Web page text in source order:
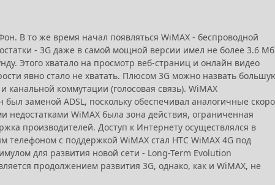
В то же время начал появляться WiMAX - беспроводной
- 3G даже в самой мощной версии имел не более 3.6
Этого хватало на просмотр веб-страниц и онлайн видео
явно стало не хватать. Плюсом 3G можно назвать
коммутации (голосовая связь). WiMAX
заменой ADSL, поскольку обеспечивал аналогичные
недостатками WiMAX была зона действия, ограниченная
производителей. Доступ к Интернету осуществлялся в
с поддержкой WiMAX стал HTC WiMAX 4G под
для развития новой сети - Long-Term Evolution
продолжением развития 3G, однако, как и WiMAX, не